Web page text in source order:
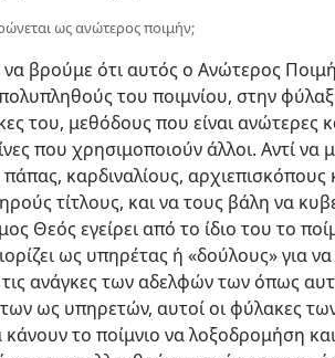
ως ανώτερος ποιμήν;
να βρούμε ότι αυτός ο Ανώτερος
του ποιμνίου, στην
του, μεθόδους που είναι ανώτερες
που χρησιμοποιούν άλλοι. Αντί να
καρδιναλίους, αρχιεπισκόπους
τίτλους, και να τους βάλη να
Θεός εγείρει από το ίδιο του το
ως υπηρέτας ή «δούλους» για
τις ανάγκες των αδελφών των όπως
των ως υπηρετών, αυτοί οι φύλακες
το ποίμνιο να λοξοδρομήση